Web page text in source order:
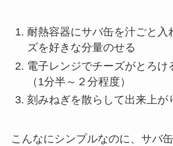
耐熱容器にサバ缶を汁ごと入
ズを好きな分量のせる
電子レンジでチーズがとろけ
（1分半～２分程度）
刻みねぎを散らして出来上が
こんなにシンプルなのに、サバ